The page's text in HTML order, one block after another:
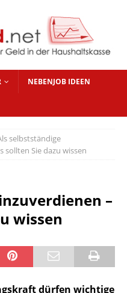
NEBENJOB IDEEN
selbstständige
sollten Sie dazu wissen
–
wissen
dürfen wichtige